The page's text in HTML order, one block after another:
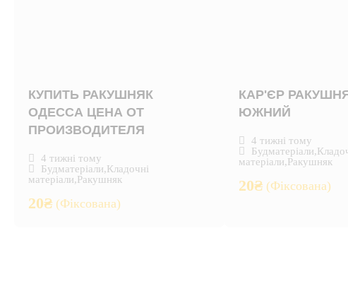
КУПИТЬ РАКУШНЯК
ОДЕССА ЦЕНА ОТ
ПРОИЗВОДИТЕЛЯ
4 тижні тому
Будматеріали,Кладочні
матеріали,Ракушняк
20₴ (Фіксована)
КАР'ЄР
ЮЖНИЙ
4 тижні тому
Будматеріали,
матеріали,Ракушняк
20₴ (Фіксована)